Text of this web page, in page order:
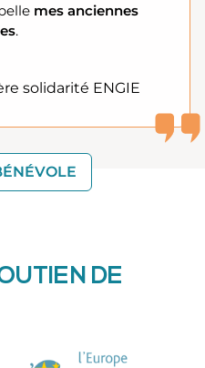
mes anciennes
.
solidarité ENGIE
DE